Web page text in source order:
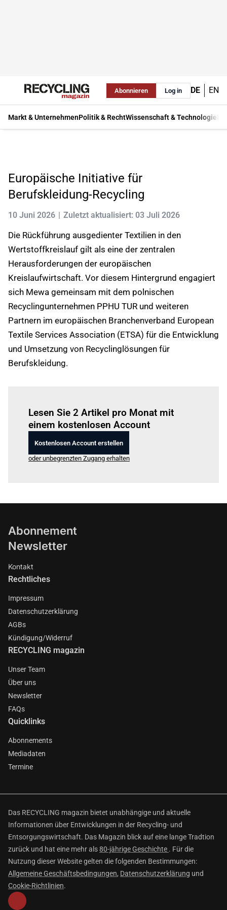
Abonnieren Log in DE EN
Markt & UnternehmenPolitik & RechtWissenschaft & Technologie
Europäische Initiative für
Berufskleidung-Recycling
10 Juni 2026 Zuletzt aktualisiert: 03 Juli 2026
Die Rückführung ausgedienter Textilien in den
Wertstoffkreislauf gilt als eine der zentralen
Herausforderungen der europäischen
Kreislaufwirtschaft. Vor diesem Hintergrund engagiert
sich Mewa gemeinsam mit dem polnischen
Recyclingunternehmen PPHU TUR und weiteren
Partnern im europäischen Branchenverband European
Textile Services Association (ETSA) für die Entwicklung
und Umsetzung von Recyclinglösungen für
Berufskleidung.
Lesen Sie 2 Artikel pro Monat mit
einem kostenlosen Account
Kostenlosen Account erstellen
oder unbegrenzten Zugang erhalten
Abonnement
Newsletter
Kontakt
Rechtliches
Impressum
Datenschutzerklärung
AGBs
Kündigung/Widerruf
RECYCLING magazin
Unser Team
Über uns
Newsletter
FAQs
Quicklinks
Abonnements
Mediadaten
Termine
Das RECYCLING magazin bietet unabhängige und aktuelle
Informationen über Entwicklungen in der Recycling- und
Entsorgungswirtschaft. Das Magazin blick auf eine lange Tradtion
zurück und hat eine mehr als80-jährige Geschichte . Für die
Nutzung dieser Website gelten die folgenden Bestimmungen:
Allgemeine Geschäftsbedingungen, Datenschutzerklärung und
Cookie-Richtlinien.